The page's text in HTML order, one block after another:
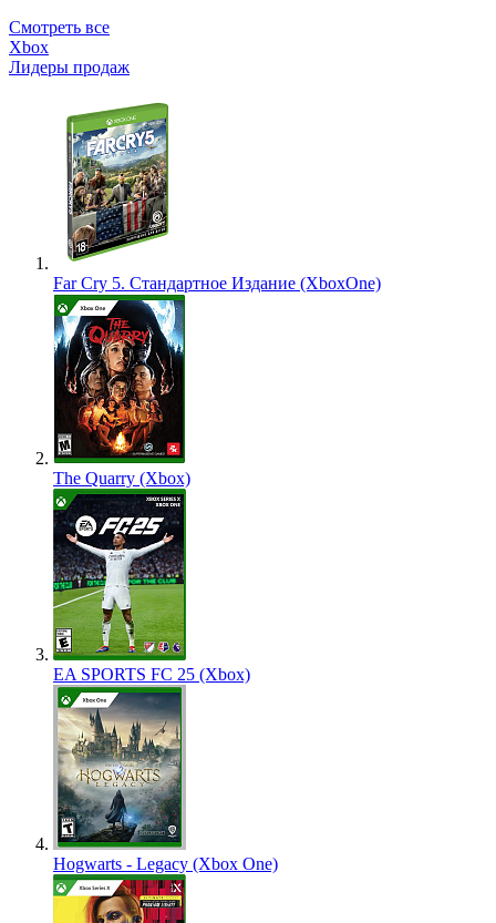
Смотреть все
Xbox
Лидеры продаж
Far Cry 5. Стандартное Издание (XboxOne)
The Quarry (Xbox)
EA SPORTS FC 25 (Xbox)
Hogwarts - Legacy (Xbox One)